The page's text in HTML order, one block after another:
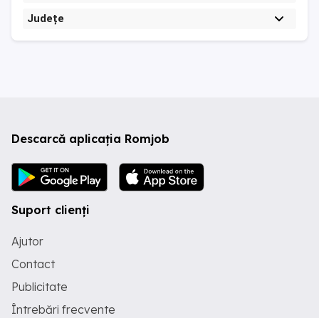
Județe
Descarcă aplicația Romjob
Suport clienți
Ajutor
Contact
Publicitate
Întrebări frecvente